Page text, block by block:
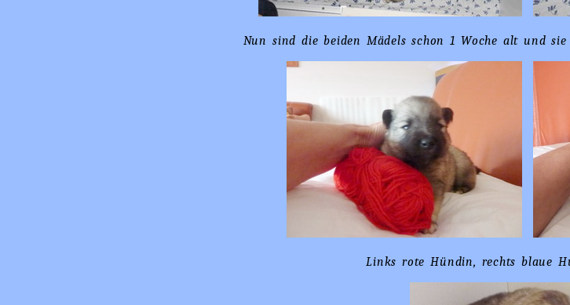
Nun sind die beiden Mädels schon 1 Woche alt und
Links rote Hündin, rechts blaue